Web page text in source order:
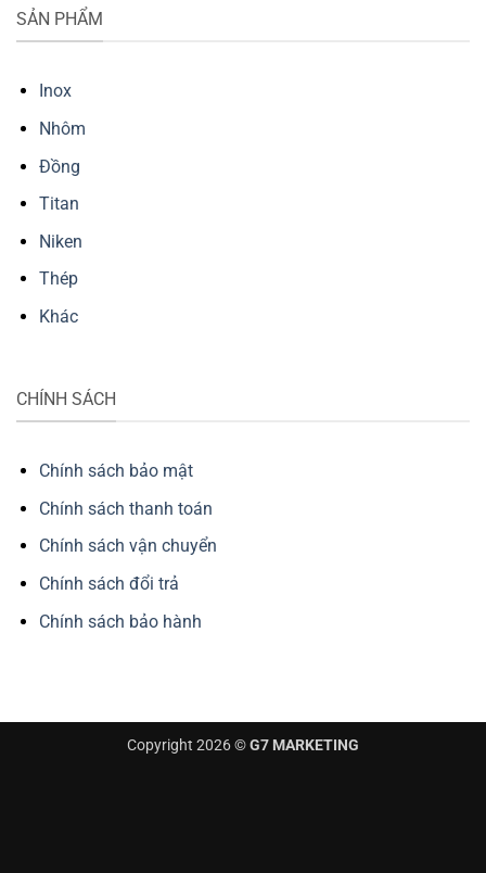
SẢN PHẨM
Inox
Nhôm
Đồng
Titan
Niken
Thép
Khác
CHÍNH SÁCH
Chính sách bảo mật
Chính sách thanh toán
Chính sách vận chuyển
Chính sách đổi trả
Chính sách bảo hành
Copyright 2026 ©G7 MARKETING